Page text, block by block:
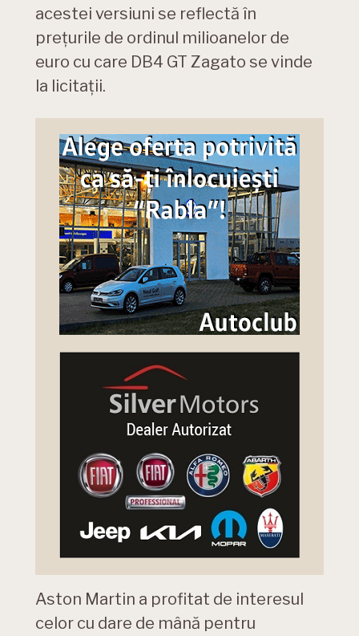
acestei versiuni se reflectă în
prețurile de ordinul milioanelor de
euro cu care DB4 GT Zagato se vinde
la licitații.
Aston Martin a profitat de interesul
celor cu dare de mână pentru